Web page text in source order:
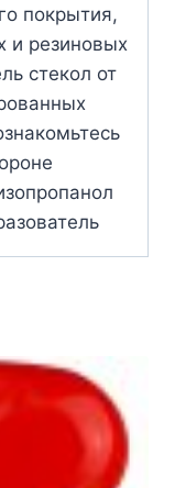
покрытия,
и резиновых
стекол от